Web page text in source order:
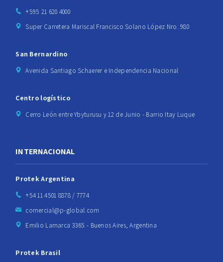
+595 21 620 4000
Super Carretera Mariscal Francisco Solano López Nro. 980
San Bernardino
Avenida Santiago Schaerer e Independencia Nacional
Centro logístico
Cerro León entre Ybyturusu y 12 de Junio - Barrio Itay Luque
INTERNACIONAL
Protek Argentina
+54 11 4501 8878 / 7774
comercial@p-global.com
Emilio Lamarca 3365 - Buenos Aires, Argentina
Protek Brasil